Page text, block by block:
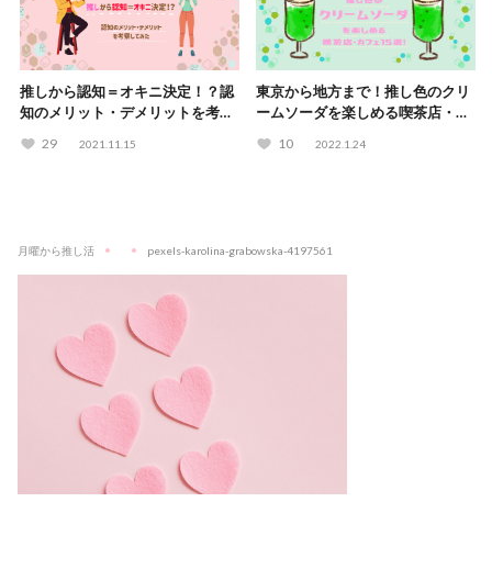
推しから認知＝オキニ決定！？認
知のメリット・デメリットを考察
29 2021.11.15
東京から地方まで！推し色のクリ
ームソーダを楽しめる喫茶店・カ
10 2022.1.24
月曜から推し活 pexels-karolina-grabowska-4197561